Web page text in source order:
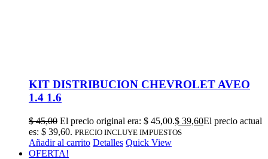
KIT DISTRIBUCION CHEVROLET AVEO
1.4 1.6
$45,00 El precio original era: $ 45,00.$ 39,60El precio actual
es: $ 39,60. PRECIO INCLUYE IMPUESTOS
Añadir al carrito Detalles Quick View
OFERTA!